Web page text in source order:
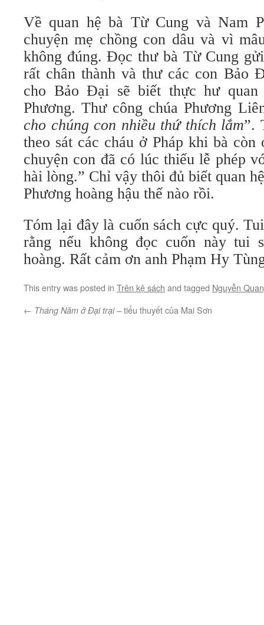
Về quan hệ bà Từ Cung và Nam
chuyện mẹ chồng con dâu và vì
không đúng. Đọc thư bà Từ Cung
rất chân thành và thư các con Bảo
cho Bảo Đại sẽ biết thực hư
Phương. Thư công chúa Phương
cho chúng con nhiều thứ thích lắm”.
theo sát các cháu ở Pháp khi bà
chuyện con đã có lúc thiếu lễ phép
hài lòng.” Chỉ vậy thôi đủ biết quan
Phương hoàng hậu thế nào rồi.
Tóm lại đây là cuốn sách cực quý.
rằng nếu không đọc cuốn này tui
hoàng. Rất cảm ơn anh Phạm Hy
This entry was posted in Trên kệ sách and tagged Nguyễn
← Tháng Năm ở Đại trại– tiểu thuyết của Mai Sơn